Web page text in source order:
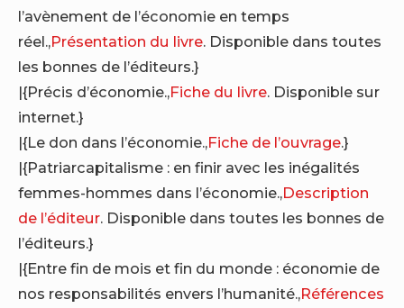
l’avènement de l’économie en temps
réel.,Présentation du livre. Disponible dans toutes
les bonnes de l’éditeurs.}
|{Précis d’économie.,Fiche du livre. Disponible sur
internet.}
|{Le don dans l’économie.,Fiche de l’ouvrage.}
|{Patriarcapitalisme : en finir avec les inégalités
femmes-hommes dans l’économie.,Description
de l’éditeur. Disponible dans toutes les bonnes de
l’éditeurs.}
|{Entre fin de mois et fin du monde : économie de
nos responsabilités envers l’humanité.,Références